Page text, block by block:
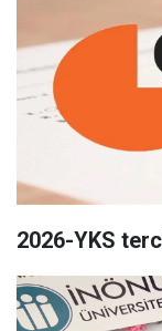
2026-YKS